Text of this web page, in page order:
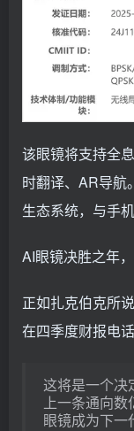
该眼镜将支持全
时翻译、AR导航
生态系统，与手
AI眼镜决胜之年
正如扎克伯克所说
在四季度财报电话
这将是一个决
上一条通向数
眼镜成为下一